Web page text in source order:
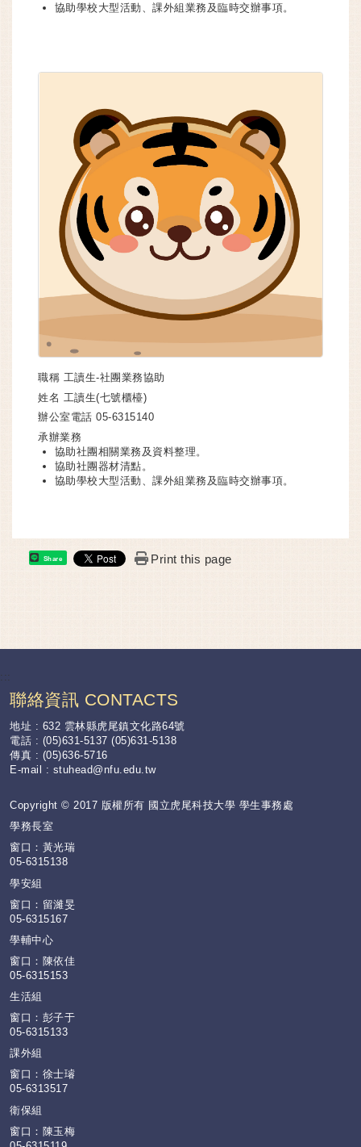
協助學校大型活動、課外組業務及臨時交辦事項。
職稱 工讀生-社團業務協助
姓名 工讀生(七號櫃檯)
辦公室電話 05-6315140
承辦業務
協助社團相關業務及資料整理。
協助社團器材清點。
協助學校大型活動、課外組業務及臨時交辦事項。
Share Print this page
:::
聯絡資訊 CONTACTS
地址 : 632 雲林縣虎尾鎮文化路64號
電話 : (05)631-5137 (05)631-5138
傳真 : (05)636-5716
E-mail : stuhead@nfu.edu.tw
Copyright © 2017 版權所有 國立虎尾科技大學 學生事務處
學務長室
窗口：黃光瑞
05-6315138
學安組
窗口：留濰旻
05-6315167
學輔中心
窗口：陳依佳
05-6315153
生活組
窗口：彭子于
05-6315133
課外組
窗口：徐士璿
05-6313517
衛保組
窗口：陳玉梅